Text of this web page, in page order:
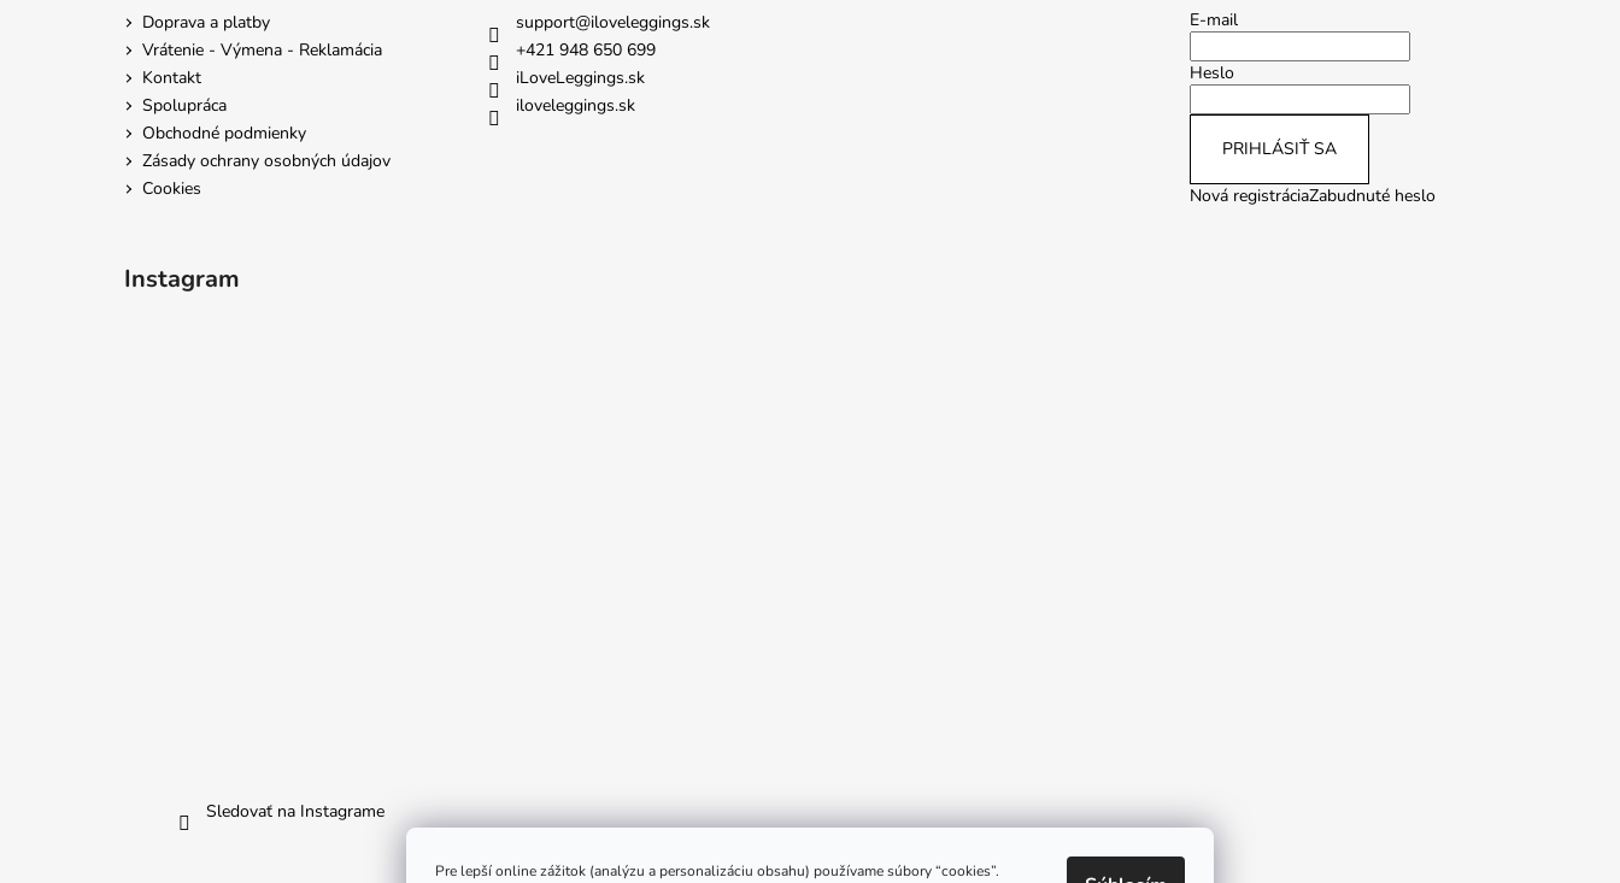
Pre lepší online zážitok (analýzu a personalizáciu obsahu) používame súbory “cookies”.
Doprava a platby
Vrátenie - Výmena - Reklamácia
Kontakt
Spolupráca
Obchodné podmienky
Zásady ochrany osobných údajov
Cookies
support@iloveleggings.sk
+421 948 650 699
iLoveLeggings.sk
iloveleggings.sk
E-mail
Heslo
PRIHLÁSIŤ SA
Nová registráciaZabudnuté heslo
Instagram
Sledovať na Instagrame